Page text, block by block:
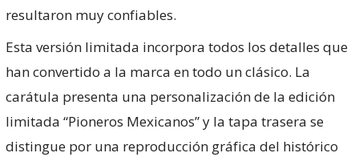
resultaron muy confiables.
Esta versión limitada incorpora todos los detalles que
han convertido a la marca en todo un clásico. La
carátula presenta una personalización de la edición
limitada “Pioneros Mexicanos” y la tapa trasera se
distingue por una reproducción gráfica del histórico